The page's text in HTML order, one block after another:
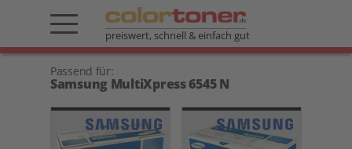
preiswert, schnell & einfach gut
Passend für:
Samsung MultiXpress 6545 N